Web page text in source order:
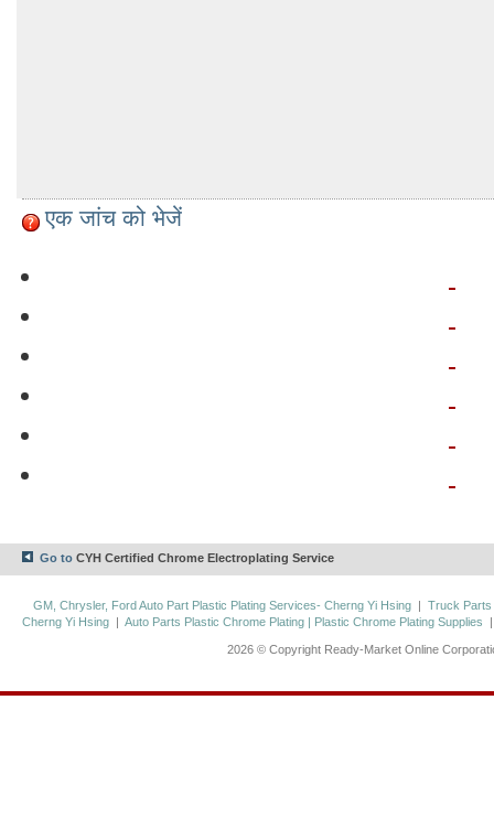
एक जांच को भेजें
Go to CYH Certified Chrome Electroplating Service
GM, Chrysler, Ford Auto Part Plastic Plating Services- Cherng Yi Hsing | Truck Parts
Cherng Yi Hsing |Auto Parts Plastic Chrome Plating | Plastic Chrome Plating Supplies
2026 © Copyright Ready-Market Online